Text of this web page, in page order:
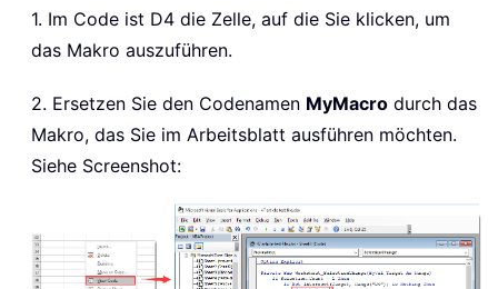
1. Im Code ist D4 die Zelle, auf die Sie klicken, um
das Makro auszuführen.
2. Ersetzen Sie den Codenamen MyMacro durch das
Makro, das Sie im Arbeitsblatt ausführen möchten.
Siehe Screenshot: